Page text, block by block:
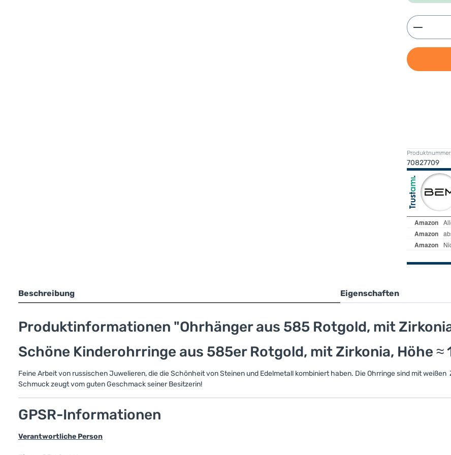
Produktnummer:
70827709
Beschreibung Eigenschaften
Produktinformationen "Ohrhänger aus 585 Rotgold, mit
Schöne Kinderohrringe aus 585er Rotgold, mit Zirkonia, Höhe ≈
Feine Arbeit von russischen Juwelieren, die die Schönheit von Steinen und Edelmetall kombiniert haben. Die Ohrringe sind mit
Schmuck zeugt vom guten Geschmack seiner Besitzerin!
GPSR-Informationen
Verantwortliche Person